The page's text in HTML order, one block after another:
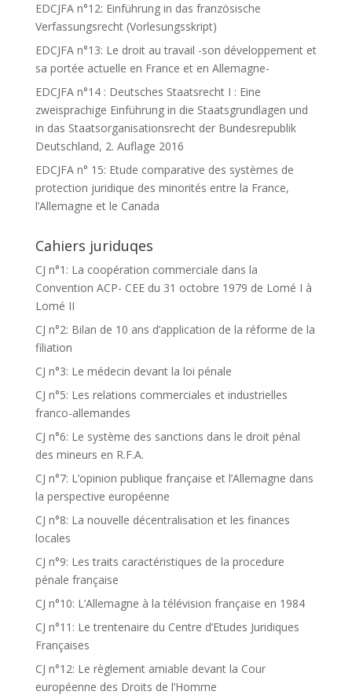
EDCJFA n°12: Einführung in das französische
Verfassungsrecht (Vorlesungsskript)
EDCJFA n°13: Le droit au travail -son développement et
sa portée actuelle en France et en Allemagne-
EDCJFA n°14 : Deutsches Staatsrecht I : Eine
zweisprachige Einführung in die Staatsgrundlagen und
in das Staatsorganisationsrecht der Bundesrepublik
Deutschland, 2. Auflage 2016
EDCJFA n° 15: Etude comparative des systèmes de
protection juridique des minorités entre la France,
l’Allemagne et le Canada
Cahiers juriduqes
CJ n°1: La coopération commerciale dans la
Convention ACP- CEE du 31 octobre 1979 de Lomé I à
Lomé II
CJ n°2: Bilan de 10 ans d’application de la réforme de la
filiation
CJ n°3: Le médecin devant la loi pénale
CJ n°5: Les relations commerciales et industrielles
franco-allemandes
CJ n°6: Le système des sanctions dans le droit pénal
des mineurs en R.F.A.
CJ n°7: L’opinion publique française et l’Allemagne dans
la perspective européenne
CJ n°8: La nouvelle décentralisation et les finances
locales
CJ n°9: Les traits caractéristiques de la procedure
pénale française
CJ n°10: L’Allemagne à la télévision française en 1984
CJ n°11: Le trentenaire du Centre d’Etudes Juridiques
Françaises
CJ n°12: Le règlement amiable devant la Cour
européenne des Droits de l’Homme